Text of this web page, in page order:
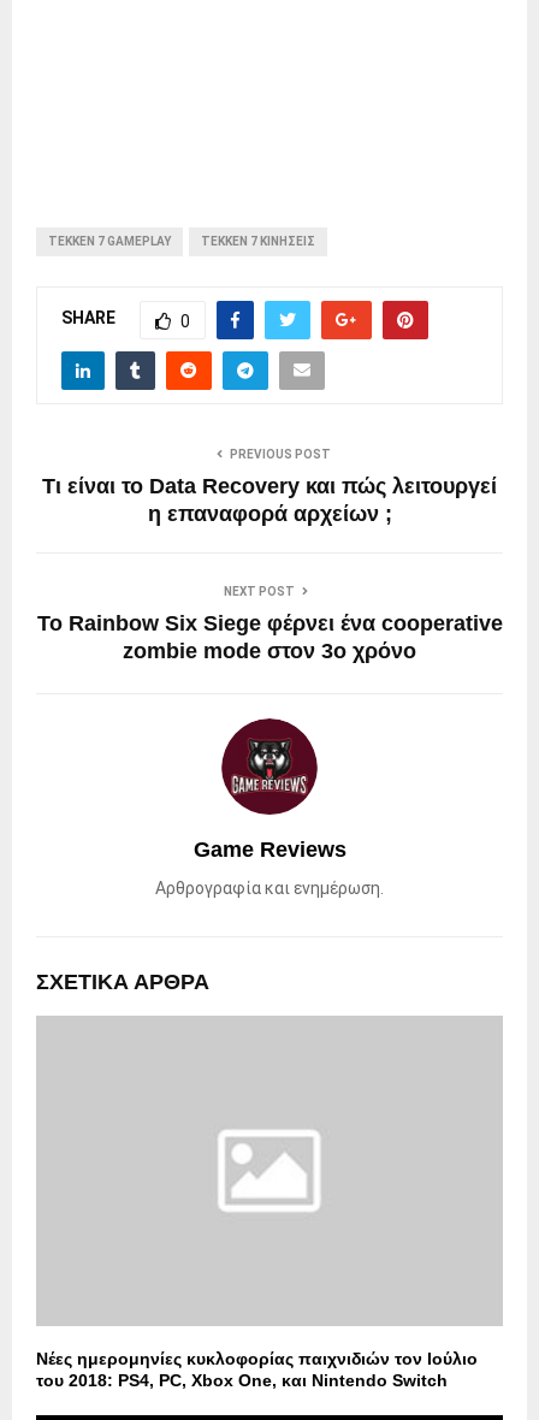
TEKKEN 7 GAMEPLAY TEKKEN 7 ΚΙΝΉΣΕΙΣ
SHARE 0
PREVIOUS POST
Τι είναι το Data Recovery και πώς λειτουργεί
η επαναφορά αρχείων ;
NEXT POST
Το Rainbow Six Siege φέρνει ένα cooperative
zombie mode στον 3ο χρόνο
Game Reviews
Αρθρογραφία και ενημέρωση.
ΣΧΕΤΙΚΑ ΑΡΘΡΑ
Νέες ημερομηνίες κυκλοφορίας παιχνιδιών τον Ιούλιο
του 2018: PS4, PC, Xbox One, και Nintendo Switch